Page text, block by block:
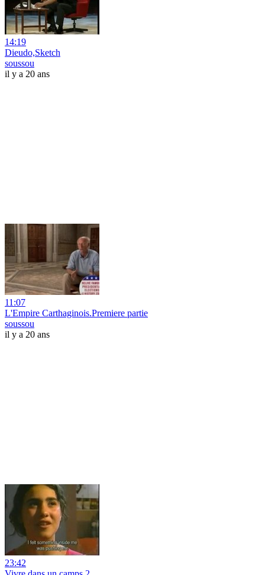
14:19
Dieudo,Sketch
soussou
il y a 20 ans
11:07
L'Empire Carthaginois.Premiere partie
soussou
il y a 20 ans
23:42